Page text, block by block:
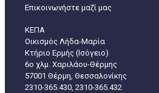
Επικοινωνήστε μαζί μας
ΚΕΠΑ
Οικισμός Λήδα-Μαρία
Κτήριο Ερμής (Ισόγειο)
6ο χλμ. Χαριλάου-Θέρμης
57001 Θέρμη, Θεσσαλονίκης
2310-365.430, 2310-365.432